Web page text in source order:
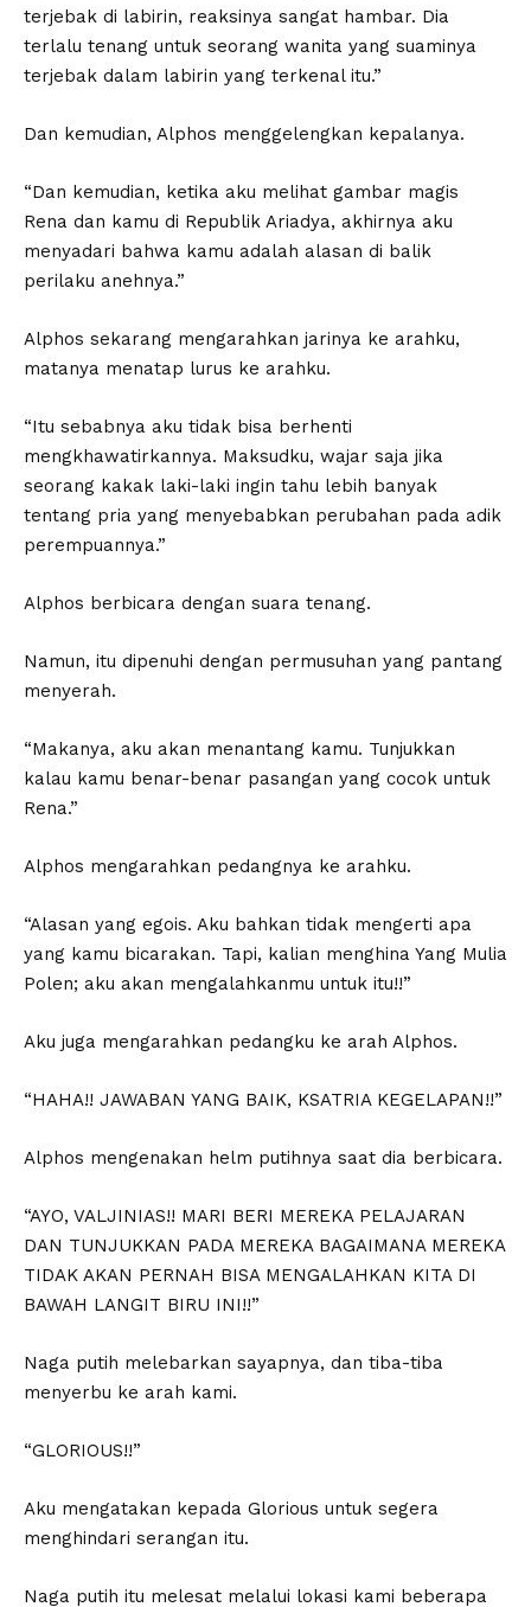
terjebak di labirin, reaksinya sangat hambar. Dia
terlalu tenang untuk seorang wanita yang suaminya
terjebak dalam labirin yang terkenal itu.”
Dan kemudian, Alphos menggelengkan kepalanya.
“Dan kemudian, ketika aku melihat gambar magis
Rena dan kamu di Republik Ariadya, akhirnya aku
menyadari bahwa kamu adalah alasan di balik
perilaku anehnya.”
Alphos sekarang mengarahkan jarinya ke arahku,
matanya menatap lurus ke arahku.
“Itu sebabnya aku tidak bisa berhenti
mengkhawatirkannya. Maksudku, wajar saja jika
seorang kakak laki-laki ingin tahu lebih banyak
tentang pria yang menyebabkan perubahan pada adik
perempuannya.”
Alphos berbicara dengan suara tenang.
Namun, itu dipenuhi dengan permusuhan yang pantang
menyerah.
“Makanya, aku akan menantang kamu. Tunjukkan
kalau kamu benar-benar pasangan yang cocok untuk
Rena.”
Alphos mengarahkan pedangnya ke arahku.
“Alasan yang egois. Aku bahkan tidak mengerti apa
yang kamu bicarakan. Tapi, kalian menghina Yang Mulia
Polen; aku akan mengalahkanmu untuk itu!!”
Aku juga mengarahkan pedangku ke arah Alphos.
“HAHA!! JAWABAN YANG BAIK, KSATRIA KEGELAPAN!!”
Alphos mengenakan helm putihnya saat dia berbicara.
“AYO, VALJINIAS!! MARI BERI MEREKA PELAJARAN
DAN TUNJUKKAN PADA MEREKA BAGAIMANA MEREKA
TIDAK AKAN PERNAH BISA MENGALAHKAN KITA DI
BAWAH LANGIT BIRU INI!!”
Naga putih melebarkan sayapnya, dan tiba-tiba
menyerbu ke arah kami.
“GLORIOUS!!”
Aku mengatakan kepada Glorious untuk segera
menghindari serangan itu.
Naga putih itu melesat melalui lokasi kami beberapa